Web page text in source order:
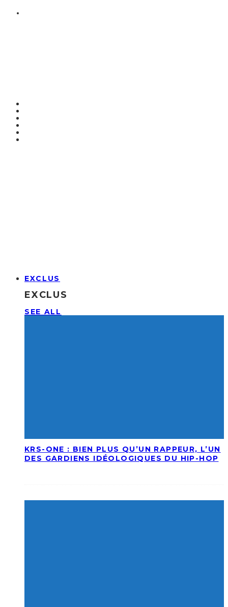
EXCLUS
EXCLUS
SEE ALL
KRS-ONE : BIEN PLUS QU’UN RAPPEUR, L’UN
DES GARDIENS IDÉOLOGIQUES DU HIP-HOP